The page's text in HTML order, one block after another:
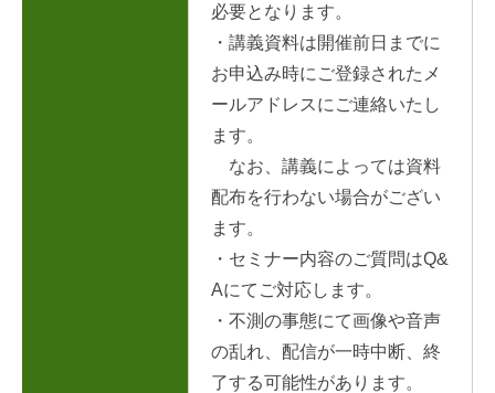
必要となります。
・講義資料は開催前日までに
お申込み時にご登録されたメ
ールアドレスにご連絡いたし
ます。
なお、講義によっては資料
配布を行わない場合がござい
ます。
・セミナー内容のご質問はQ&
Aにてご対応します。
・不測の事態にて画像や音声
の乱れ、配信が一時中断、終
了する可能性があります。